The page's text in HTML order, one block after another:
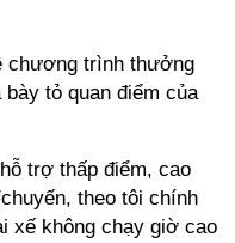
chương trình thưởng
tỏ quan điểm của
trợ thấp điểm, cao
theo tôi chính
xế không chạy giờ cao